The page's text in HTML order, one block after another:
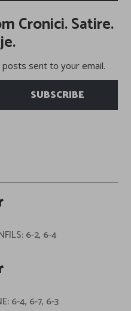
Cronici. Satire.
sent to your email.
SUBSCRIBE
6-2, 6-4
6-4, 6-7, 6-3